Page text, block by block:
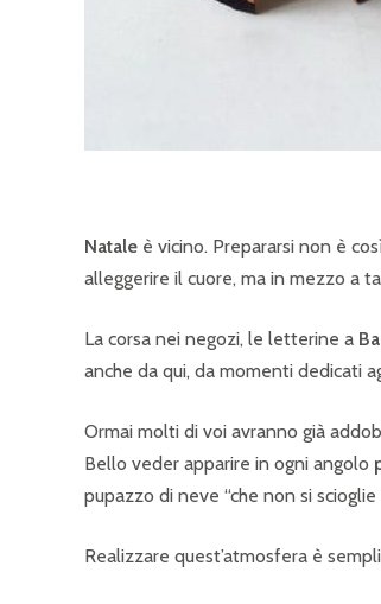
Natale è vicino. Prepararsi non è
alleggerire il cuore, ma in mezzo a
La corsa nei negozi, le letterine a
anche da qui, da momenti dedicati
Ormai molti di voi avranno già
Bello veder apparire in ogni angolo
pupazzo di neve “che non si scioglie
Realizzare quest’atmosfera è